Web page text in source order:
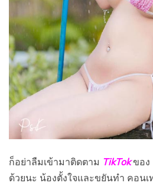
ก็อย่าลืมเข้ามาติดตาม TikTokของ
ด้วยนะ น้องตั้งใจและขยันทำ คอน